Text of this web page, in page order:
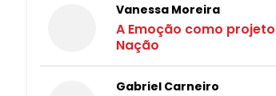
Vanessa Moreira
A Emoção como
Nação
Gabriel Carneiro